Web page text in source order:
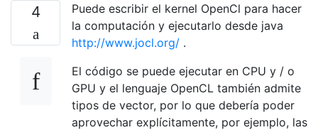
4
Puede escribir el kernel OpenCl para hacer
la computación y ejecutarlo desde java
http://www.jocl.org/ .
El código se puede ejecutar en CPU y / o
GPU y el lenguaje OpenCL también admite
tipos de vector, por lo que debería poder
aprovechar explícitamente, por ejemplo, las